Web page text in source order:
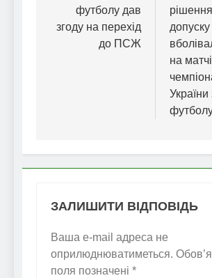
футболу дав
згоду на перехід
до ПСЖ
допуску
на матчі
України
ЗАЛИШИТИ ВІДПОВІДЬ
Ваша e-mail адреса не
оприлюднюватиметься.
поля позначені *